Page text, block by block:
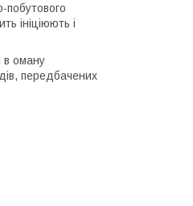
побутового
ініціюють і
в оману
передбачених